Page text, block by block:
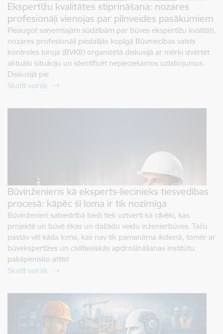
Ekspertīžu kvalitātes stiprināšana: nozares
profesionāļi vienojas par pilnveides pasākumiem
Pieaugot saņemtajām sūdzībām par būves ekspertīžu kvalitāti,
nozares profesionāļi piedalījās kopīgā Būvniecības valsts
kontroles biroja (BVKB) organizētā diskusijā ar mērķi izvērtēt
aktuālo situāciju un identificēt nepieciešamos uzlabojumus.
Diskusijā pie
Skatīt vairāk
Būvinženieris kā eksperts-liecinieks tiesvedības
procesā: kāpēc šī loma ir tik nozīmīga
Būvinženieri sabiedrībā bieži tiek uztverti kā cilvēki, kas
projektē un būvē ēkas un dažādu veidu inženierbūves. Taču
pastāv vēl kāda loma, kas nav tik pamanāma ikdienā, tomēr ar
būvekspertīzes un civiltiesiskās apdrošināšanas institūtu
pakāpenisko attīst
Skatīt vairāk